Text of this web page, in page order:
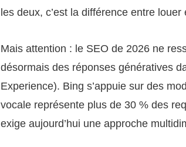
les deux, c’est la différence entre louer
Mais attention : le SEO de 2026 ne
désormais des réponses génératives
Experience). Bing s’appuie sur des
vocale représente plus de 30 % des
exige aujourd’hui une approche